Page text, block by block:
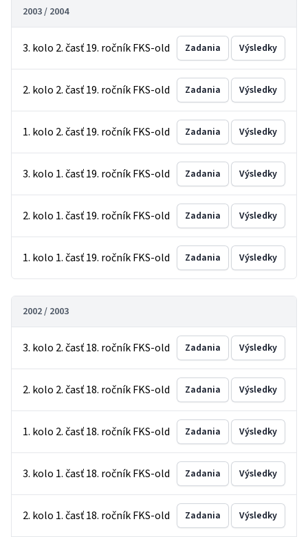
2003 / 2004
3. kolo 2. časť 19. ročník FKS-old Zadania Výsledky
2. kolo 2. časť 19. ročník FKS-old Zadania Výsledky
1. kolo 2. časť 19. ročník FKS-old Zadania Výsledky
3. kolo 1. časť 19. ročník FKS-old Zadania Výsledky
2. kolo 1. časť 19. ročník FKS-old Zadania Výsledky
1. kolo 1. časť 19. ročník FKS-old Zadania Výsledky
2002 / 2003
3. kolo 2. časť 18. ročník FKS-old Zadania Výsledky
2. kolo 2. časť 18. ročník FKS-old Zadania Výsledky
1. kolo 2. časť 18. ročník FKS-old Zadania Výsledky
3. kolo 1. časť 18. ročník FKS-old Zadania Výsledky
2. kolo 1. časť 18. ročník FKS-old Zadania Výsledky